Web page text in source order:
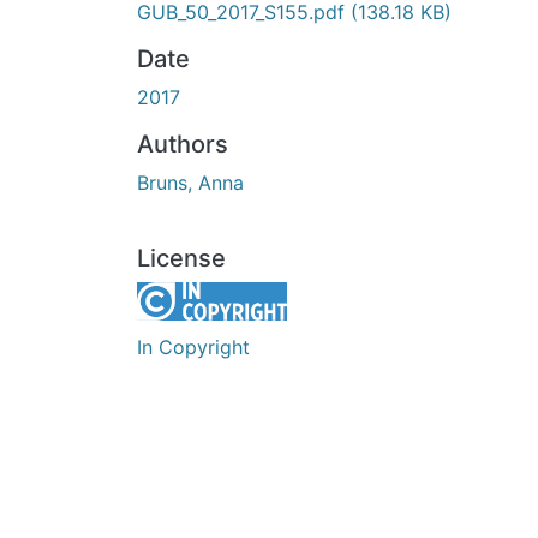
GUB_50_2017_S155.pdf (138.18 KB)
Date
2017
Authors
Bruns, Anna
License
In Copyright